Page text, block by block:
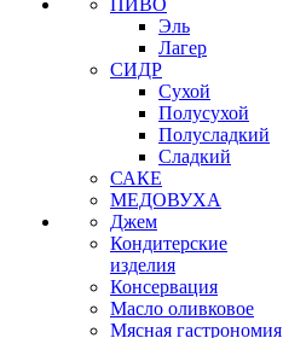
ПИВО
Эль
Лагер
СИДР
Сухой
Полусухой
Полусладкий
Сладкий
САКЕ
МЕДОВУХА
Джем
Кондитерские
изделия
Консервация
Масло оливковое
Мясная гастрономия